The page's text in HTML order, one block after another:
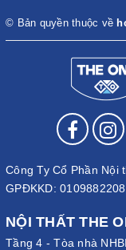
© Bản quyền thuộc về
Công Ty Cổ Phần Nội
GPĐKKD:
NỘI THẤT THE
Tầng 4 - Tòa nhà